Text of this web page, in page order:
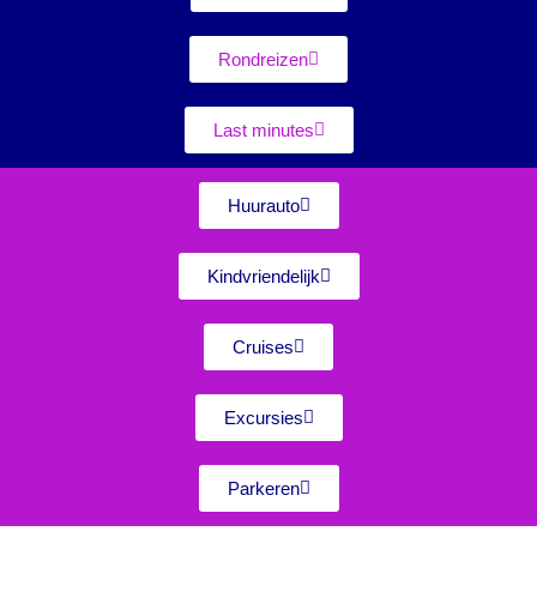
Rondreizen
Last minutes
Huurauto
Kindvriendelijk
Cruises
Excursies
Parkeren